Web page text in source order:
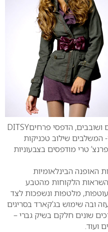
ושובבים, הדפסי פרחיםDITSY
המשלבים שילוב טכניקות
טרי מודפסים בצבעוניות
האופנה הבינלאומיות
והשראות הלקוחות מהטבע
עוטפות, מלטפות ונשפכות לצד
ובה שימוש בג’קארד בסריגים
שונים חלקם בשיק גברי –
ועוד.